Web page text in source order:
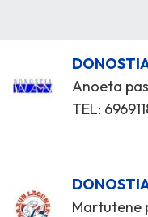
Anoeta
TEL:
Martutene